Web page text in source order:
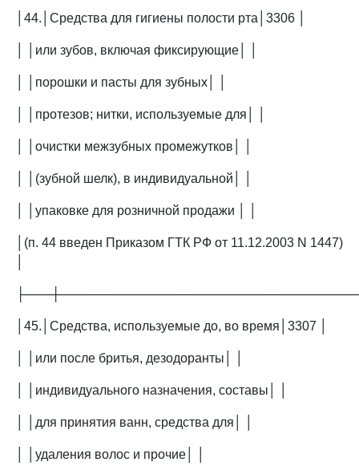
│44.│Средства для гигиены полости рта│3306 │
│ │или зубов, включая фиксирующие│ │
│ │порошки и пасты для зубных│ │
│ │протезов; нитки, используемые для│ │
│ │очистки межзубных промежутков│ │
│ │(зубной шелк), в индивидуальной│ │
│ │упаковке для розничной продажи │ │
│(п. 44 введен Приказом ГТК РФ от 11.12.2003 N 1447)
│45.│Средства, используемые до, во время│3307 │
│ │или после бритья, дезодоранты│ │
│ │индивидуального назначения, составы│ │
│ │для принятия ванн, средства для│ │
│ │удаления волос и прочие│ │